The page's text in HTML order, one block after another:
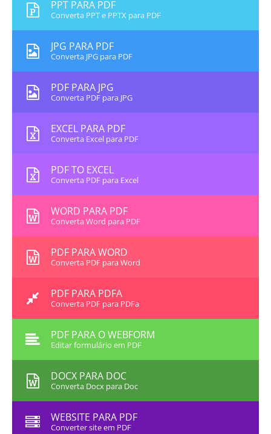
PPT PARA PDF
Converta PPT e PPTX para PDF
JPG PARA PDF
Converta JPG para PDF
PDF PARA JPG
Converta PDF para JPG
EXCEL PARA PDF
Converta Excel para PDF
PDF TO EXCEL
Converta PDF para Excel
WORD PARA PDF
Converta Word para PDF
PDF PARA WORD
Converta PDF para Word
PDF PARA PDFA
Converta PDF para PDFa
PDF PARA O WEBFORM
Editar formulário em PDF
DOCX PARA DOC
Converta Docx para Doc
WEBSITE PARA PDF
Converter site em PDF